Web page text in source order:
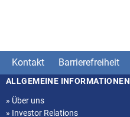
Kontakt Barrierefreiheit
Seitenstruktur
ALLGEMEINE INFORMATIONEN
» Über uns
» Investor Relations